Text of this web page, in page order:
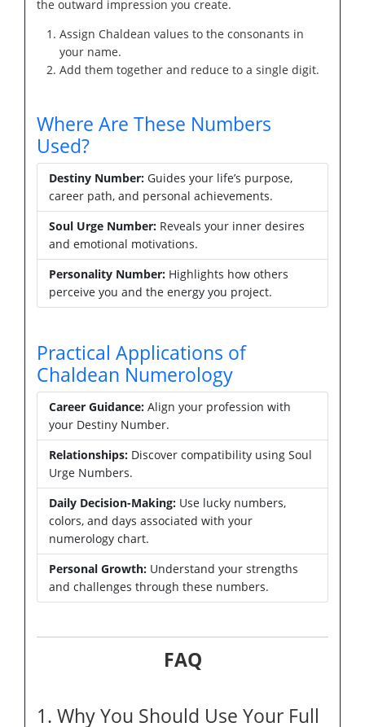
the outward impression you create.
Assign Chaldean values to the consonants in
your name.
Add them together and reduce to a single digit.
Where Are These Numbers
Used?
Destiny Number: Guides your life’s purpose,
career path, and personal achievements.
Soul Urge Number: Reveals your inner desires
and emotional motivations.
Personality Number: Highlights how others
perceive you and the energy you project.
Practical Applications of
Chaldean Numerology
Career Guidance: Align your profession with
your Destiny Number.
Relationships: Discover compatibility using Soul
Urge Numbers.
Daily Decision-Making: Use lucky numbers,
colors, and days associated with your
numerology chart.
Personal Growth: Understand your strengths
and challenges through these numbers.
FAQ
1. Why You Should Use Your Full